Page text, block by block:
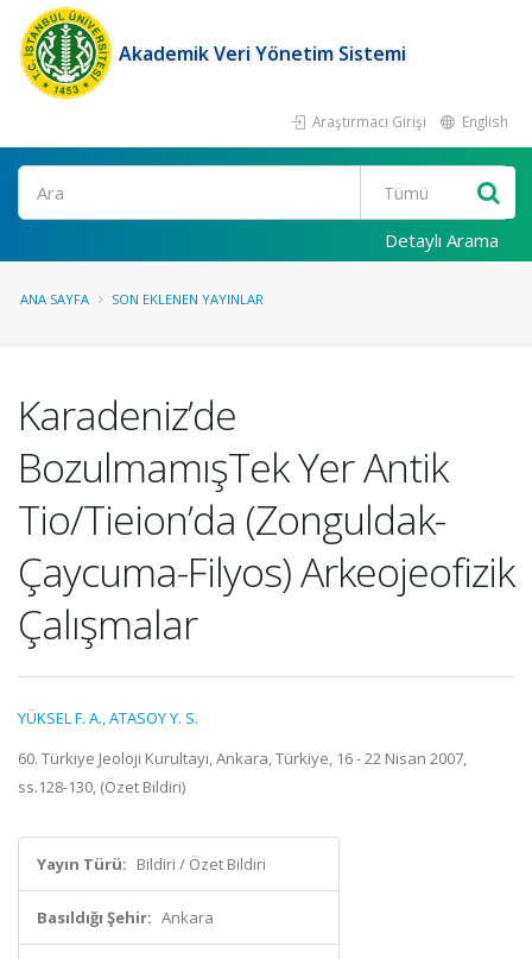
Akademik Veri Yönetim Sistemi
Araştırmacı Girişi English
Ara
Detaylı Arama
ANA SAYFA SON EKLENEN YAYINLAR
Karadeniz’de
BozulmamışTek Yer Antik
Tio/Tieion’da (Zonguldak-
Çaycuma-Filyos) Arkeojeofizik
Çalışmalar
YÜKSEL F. A.,ATASOY Y. S.
60. Türkiye Jeoloji Kurultayı, Ankara, Türkiye, 16 - 22 Nisan 2007,
ss.128-130, (Özet Bildiri)
Yayın Türü: Bildiri / Özet Bildiri
Basıldığı Şehir: Ankara